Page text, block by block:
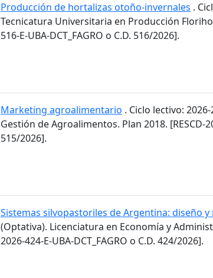
Producción de hortalizas otoño-invernales .
Tecnicatura Universitaria en Producción
516-E-UBA-DCT_FAGRO o C.D. 516/2026].
Marketing agroalimentario . Ciclo lectivo:
Gestión de Agroalimentos. Plan 2018. [RESCD-
515/2026].
Sistemas silvopastoriles de Argentina: diseño y
(Optativa). Licenciatura en Economía y
2026-424-E-UBA-DCT_FAGRO o C.D. 424/2026].